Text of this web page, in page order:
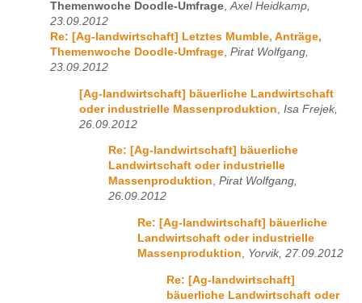
Themenwoche Doodle-Umfrage,Axel Heidkamp,
23.09.2012
Re: [Ag-landwirtschaft] Letztes Mumble, Anträge,
Themenwoche Doodle-Umfrage, Pirat Wolfgang,
23.09.2012
[Ag-landwirtschaft] bäuerliche Landwirtschaft
oder industrielle Massenproduktion Isa Frejek,
26.09.2012
Re: [Ag-landwirtschaft] bäuerliche
Landwirtschaft oder industrielle
Massenproduktion, Pirat Wolfgang,
26.09.2012
Re: [Ag-landwirtschaft] bäuerliche
Landwirtschaft oder industrielle
Massenproduktion
Yorvik, 27.09.2012
Re: [Ag-landwirtschaft]
bäuerliche Landwirtschaft oder